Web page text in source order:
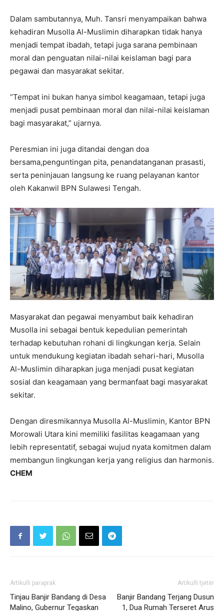
Dalam sambutannya, Muh. Tansri menyampaikan bahwa
kehadiran Musolla Al-Muslimin diharapkan tidak hanya
menjadi tempat ibadah, tetapi juga sarana pembinaan
moral dan penguatan nilai-nilai keislaman bagi para
pegawai dan masyarakat sekitar.
“Tempat ini bukan hanya simbol keagamaan, tetapi juga
menjadi pusat pembinaan moral dan nilai-nilai keislaman
bagi masyarakat,” ujarnya.
Peresmian ini juga ditandai dengan doa
bersama,penguntingan pita, penandatanganan prasasti,
serta peninjauan langsung ke ruang pelayanan kantor
oleh Kakanwil BPN Sulawesi Tengah.
Masyarakat dan pegawai menyambut baik kehadiran
Musolla ini sebagai bentuk kepedulian pemerintah
terhadap kebutuhan rohani di lingkungan kerja. Selain
untuk mendukung kegiatan ibadah sehari-hari, Musolla
Al-Muslimin diharapkan juga menjadi pusat kegiatan
sosial dan keagamaan yang bermanfaat bagi masyarakat
sekitar.
Dengan diresmikannya Musolla Al-Muslimin, Kantor BPN
Morowali Utara kini memiliki fasilitas keagamaan yang
lebih representatif, sebagai wujud nyata komitmen dalam
membangun lingkungan kerja yang religius dan harmonis.
CHEM
Artikulli paraprak
Tinjau Banjir Bandang di Desa
Malino, Gubernur Tegaskan
Artikulli tjetër
Banjir Bandang Terjang Dusun
1, Dua Rumah Terseret Arus